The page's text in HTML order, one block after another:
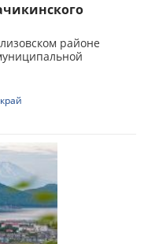
районе